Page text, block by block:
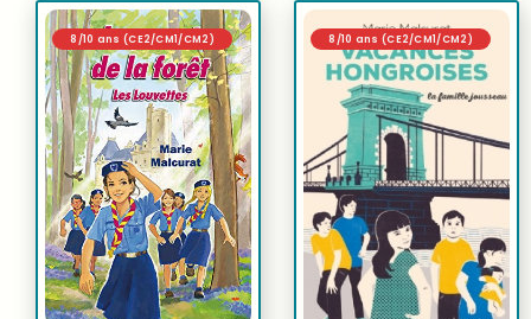
8/10 ans (CE2/CM1/CM2) 8/10 ans (CE2/CM1/CM2)